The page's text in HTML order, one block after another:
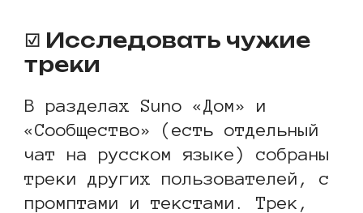
☑ Исследовать чужие
треки
В разделах Suno «Дом» и
«Сообщество» (есть отдельный
чат на русском языке) собраны
треки других пользователей, с
промптами и текстами. Трек,